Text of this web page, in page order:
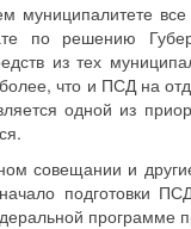
муниципалитете
по решению
из тех
что и ПСД на
одной из
совещании и
подготовки
программе